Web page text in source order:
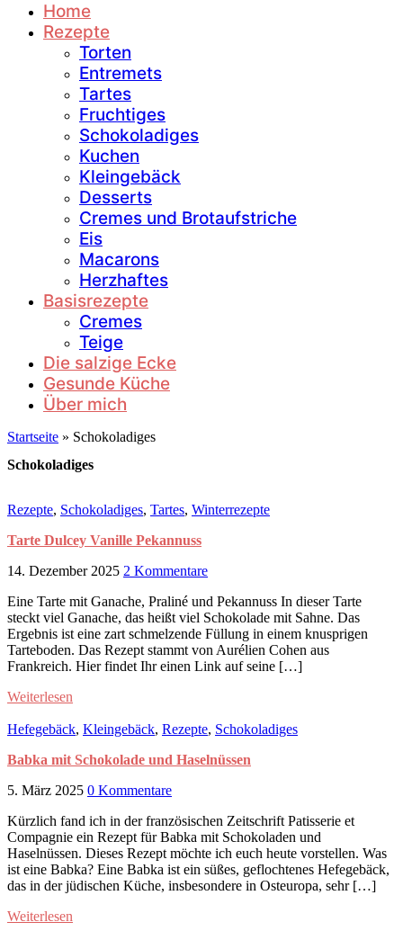
Home
Rezepte
Torten
Entremets
Tartes
Fruchtiges
Schokoladiges
Kuchen
Kleingebäck
Desserts
Cremes und Brotaufstriche
Eis
Macarons
Herzhaftes
Basisrezepte
Cremes
Teige
Die salzige Ecke
Gesunde Küche
Über mich
Startseite » Schokoladiges
Schokoladiges
Rezepte, Schokoladiges, Tartes, Winterrezepte
Tarte Dulcey Vanille Pekannuss
14. Dezember 2025 2 Kommentare
Eine Tarte mit Ganache, Praliné und Pekannuss In dieser Tarte
steckt viel Ganache, das heißt viel Schokolade mit Sahne. Das
Ergebnis ist eine zart schmelzende Füllung in einem knusprigen
Tarteboden. Das Rezept stammt von Aurélien Cohen aus
Frankreich. Hier findet Ihr einen Link auf seine […]
Weiterlesen
Hefegebäck, Kleingebäck, Rezepte, Schokoladiges
Babka mit Schokolade und Haselnüssen
5. März 2025 0 Kommentare
Kürzlich fand ich in der französischen Zeitschrift Patisserie et
Compagnie ein Rezept für Babka mit Schokoladen und
Haselnüssen. Dieses Rezept möchte ich euch heute vorstellen. Was
ist eine Babka? Eine Babka ist ein süßes, geflochtenes Hefegebäck,
das in der jüdischen Küche, insbesondere in Osteuropa, sehr […]
Weiterlesen